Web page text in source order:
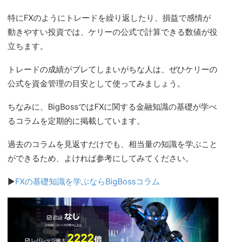
特にFXのようにトレードを繰り返したり、損益で感情が
動きやすい投資では、ケリーの公式で計算できる数値が役
立ちます。
トレードの成績がブレてしまいがちな人は、ぜひケリーの
公式を資金管理の目安として使ってみましょう。
ちなみに、BigBossではFXに関する金融知識の基礎が学べ
るコラムを定期的に掲載しています。
過去のコラムを見返すだけでも、相当量の知識を学ぶこと
ができるため、よければ参考にしてみてください。
▶FXの基礎知識を学ぶならBigBossコラム